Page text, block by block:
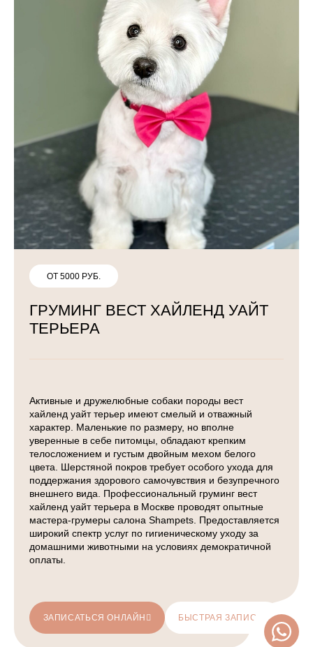
ОТ 5000 РУБ.
ГРУМИНГ ВЕСТ ХАЙЛЕНД УАЙТ
ТЕРЬЕРА
Активные и дружелюбные собаки породы вест
хайленд уайт терьер имеют смелый и отважный
характер. Маленькие по размеру, но вполне
уверенные в себе питомцы, обладают крепким
телосложением и густым двойным мехом белого
цвета. Шерстяной покров требует особого ухода для
поддержания здорового самочувствия и безупречного
внешнего вида. Профессиональный груминг вест
хайленд уайт терьера в Москве проводят опытные
мастера-грумеры салона Shampets. Предоставляется
широкий спектр услуг по гигиеническому уходу за
домашними животными на условиях демократичной
оплаты.
ЗАПИСАТЬСЯ ОНЛАЙН БЫСТРАЯ ЗАПИСЬ